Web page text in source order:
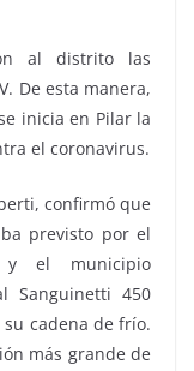
al distrito las
De esta manera,
inicia en Pilar la
el coronavirus.
confirmó que
previsto por el
y el municipio
Sanguinetti 450
cadena de frío.
más grande de